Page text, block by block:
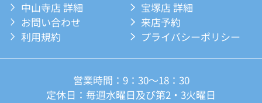
中山寺店 詳細
宝塚店 詳細
お問い合わせ
来店予約
利用規約
プライバシーポリシー
営業時間：9：30～18：30
定休日：毎週水曜日及び第2・3火曜日